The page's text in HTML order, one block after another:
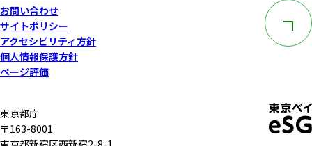
お問い合わせ
サイトポリシー
アクセシビリティ方針
個人情報保護方針
ページ評価
このペー
東京都庁
〒163-8001